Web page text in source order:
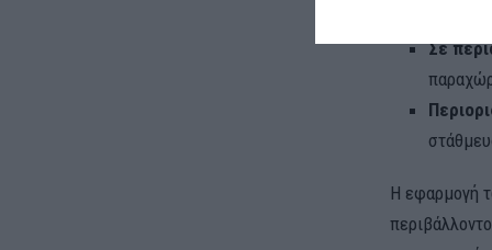
Σε
Η εφαρμογή